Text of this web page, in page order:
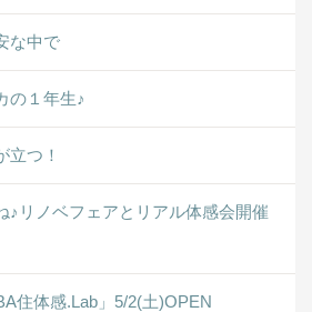
な中で
の１年生♪
立つ！
♪リノベフェアとリアル体感会開催
住体感.Lab」5/2(土)OPEN